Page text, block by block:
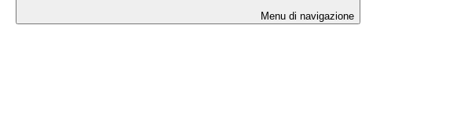
Menu di navigazione